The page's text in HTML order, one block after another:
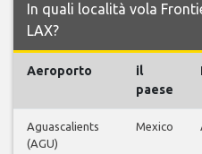
In quali località vola
LAX?
Aeroporto
il
paese
Aguascalients
(AGU)
Mexico